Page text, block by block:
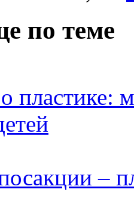
по теме
пластике:
–